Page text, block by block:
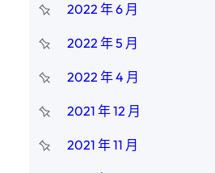
2022 年 6 月
2022 年 5 月
2022 年 4 月
2021 年 12 月
2021 年 11 月